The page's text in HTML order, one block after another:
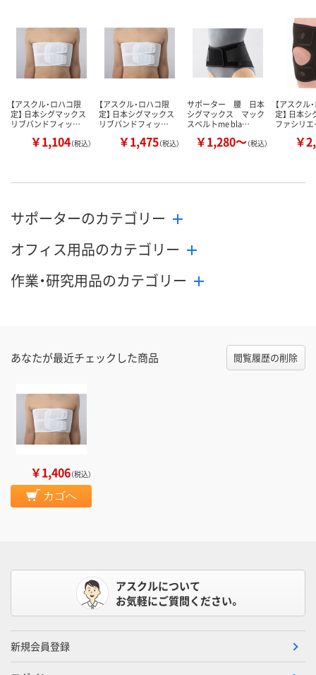
【アスクル・ロハコ限
定】 日本シグマックス
リブバンドフィッ…
￥1,104（税込）
【アスクル・ロハコ限
定】 日本シグマックス
リブバンドフィッ…
￥1,475（税込）
サポーター 腰 日本
シグマックス マック
スベルトme bla…
￥1,280～（税込）
【アスクル
定】 日本
ファシリ
￥
サポーターのカテゴリー
オフィス用品のカテゴリー
作業・研究用品のカテゴリー
あなたが最近チェックした商品 閲覧履歴の削除
￥1,406（税込）
カゴへ
アスクルについて
お気軽にご質問ください。
新規会員登録